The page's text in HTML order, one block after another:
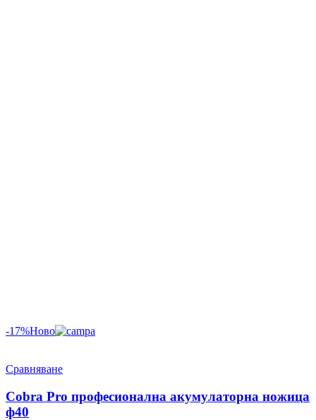
-17%Ново
Сравняване
Cobra Pro професионална акумулаторна ножица
ф40